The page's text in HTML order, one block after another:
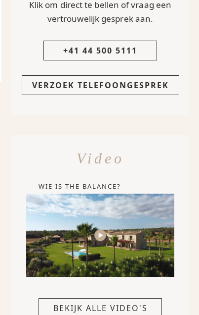
Klik om direct te bellen of vraag een
vertrouwelijk gesprek aan.
+41 44 500 5111
VERZOEK TELEFOONGESPREK
Video
WIE IS THE BALANCE?
BEKIJK ALLE VIDEO'S